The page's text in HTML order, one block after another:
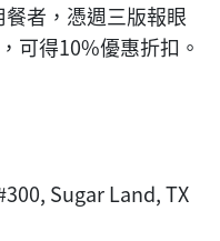
者，憑週三版報眼
可得10%優惠折扣。
Sugar Land, TX